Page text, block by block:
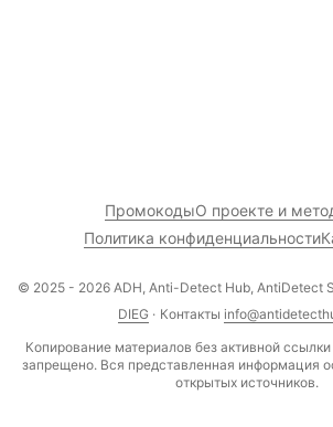
ПромокодыО проекте и
Политика конфиденциальности
© 2025 - 2026 ADH, Anti-Detect Hub, AntiDetect
DIEG · Контакты
Копирование материалов без активной ссылки
запрещено. Вся представленная информация
открытых источников.